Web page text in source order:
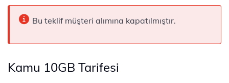
Bu teklif müşteri alımına kapatılmıştır.
Kamu 10GB Tarifesi